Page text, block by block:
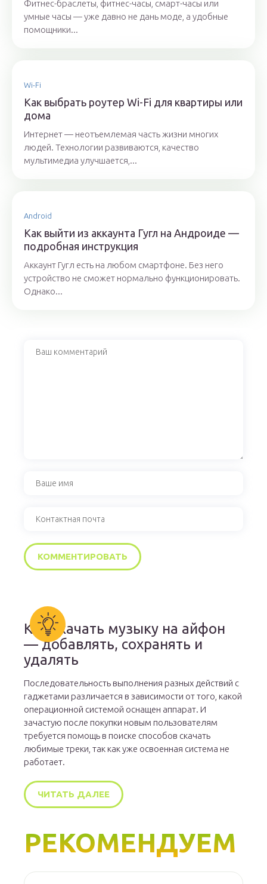
Фитнес-браслеты, фитнес-часы, смарт-часы или
умные часы — уже давно не дань моде, а удобные
помощники...
Wi-Fi
Как выбрать роутер Wi-Fi для квартиры или
дома
Интернет — неотъемлемая часть жизни многих
людей. Технологии развиваются, качество
мультимедиа улучшается,...
Android
Как выйти из аккаунта Гугл на Андроиде —
подробная инструкция
Аккаунт Гугл есть на любом смартфоне. Без него
устройство не сможет нормально функционировать.
Однако...
Как скачать музыку на айфон
— добавлять, сохранять и
удалять
Последовательность выполнения разных действий с
гаджетами различается в зависимости от того, какой
операционной системой оснащен аппарат. И
зачастую после покупки новым пользователям
требуется помощь в поиске способов скачать
любимые треки, так как уже освоенная система не
работает.
ЧИТАТЬ ДАЛЕЕ
РЕКОМЕНДУЕМ